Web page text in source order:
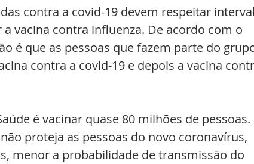
contra a covid-19 devem respeitar
vacina contra influenza. De acordo com o
é que as pessoas que fazem parte do
contra a covid-19 e depois a vacina
é vacinar quase 80 milhões de pessoas.
proteja as pessoas do novo coronavírus,
menor a probabilidade de transmissão do